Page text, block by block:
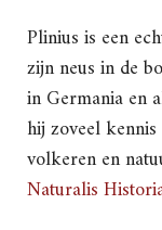
Plinius is een
zijn neus in de
in Germania en
hij zoveel
volkeren en
Naturalis